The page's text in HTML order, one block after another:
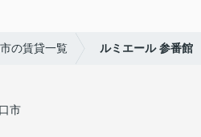
の賃貸一覧 ルミエール 参番館
市